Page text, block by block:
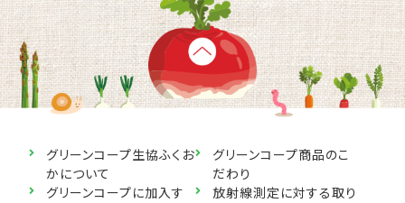
グリーンコープ生協ふくお
かについて
グリーンコープ商品のこ
だわり
グリーンコープに加入す
放射線測定に対する取り